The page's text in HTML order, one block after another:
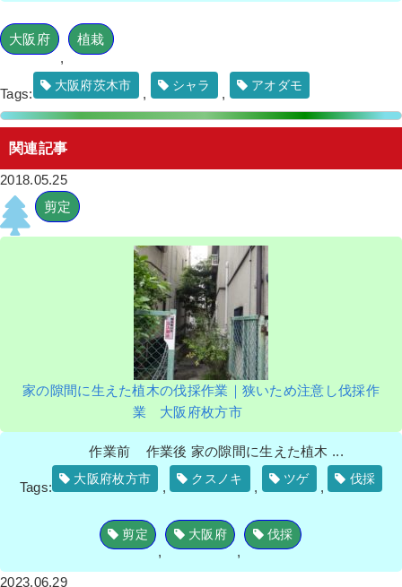
大阪府
,
植栽
Tags:
大阪府茨木市
,
シャラ
,
アオダモ
関連記事
2018.05.25
剪定
家の隙間に生えた植木の伐採作業｜狭いため注意し伐採作
業 大阪府枚方市
作業前 作業後 家の隙間に生えた植木 ...
Tags:
大阪府枚方市
,
クスノキ
,
ツゲ
,
伐採
剪定
,
大阪府
,
伐採
2023.06.29